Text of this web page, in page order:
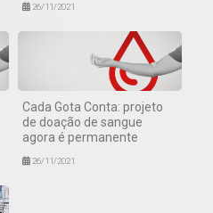
26/11/2021
Cada Gota Conta: projeto
de doação de sangue
agora é permanente
26/11/2021